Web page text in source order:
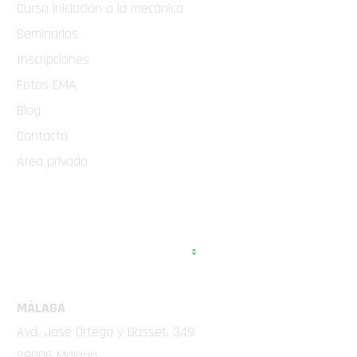
Curso iniciación a la mecánica
Seminarios
Inscripciones
Fotos EMA
Blog
Contacto
Área privada
MÁLAGA
Avd. José Ortega y Gasset, 349